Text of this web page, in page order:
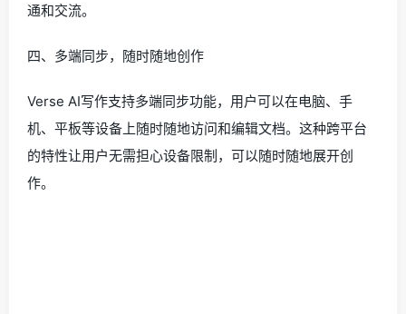
通和交流。
四、多端同步，随时随地创作
Verse AI写作支持多端同步功能，用户可以在电脑、手
机、平板等设备上随时随地访问和编辑文档。这种跨平台
的特性让用户无需担心设备限制，可以随时随地展开创
作。